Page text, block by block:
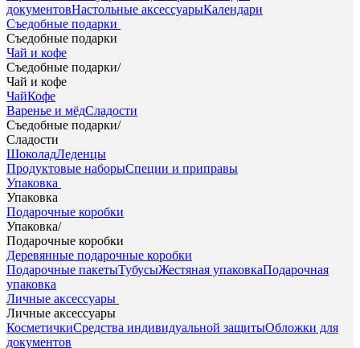
документовНастольные аксессуарыКалендари
Съедобные подарки
Съедобные подарки
Чай и кофе
Съедобные подарки/
Чай и кофе
ЧайКофе
Варенье и мёдСладости
Съедобные подарки/
Сладости
ШоколадЛеденцы
Продуктовые наборыСпеции и приправы
Упаковка
Упаковка
Подарочные коробки
Упаковка/
Подарочные коробки
Деревянные подарочные коробки
Подарочные пакетыТубусыЖестяная упаковкаПодарочная
упаковка
Личные аксессуары
Личные аксессуары
КосметичкиСредства индивидуальной защитыОбложки для
документов